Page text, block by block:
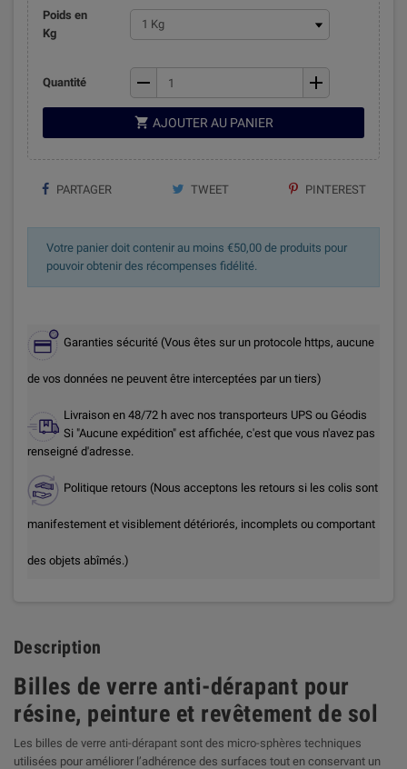
Poids en
Kg
Quantité remove add
 AJOUTER AU PANIER
PARTAGER TWEET PINTEREST
Votre panier doit contenir au moins €50,00 de produits pour
pouvoir obtenir des récompenses fidélité.
Garanties sécurité (Vous êtes sur un protocole https, aucune
de vos données ne peuvent être interceptées par un tiers)
Livraison en 48/72 h avec nos transporteurs UPS ou Géodis
Si "Aucune expédition" est affichée, c'est que vous n'avez pas
renseigné d'adresse.
Politique retours (Nous acceptons les retours si les colis sont
manifestement et visiblement détériorés, incomplets ou comportant
des objets abîmés.)
Description
Billes de verre anti-dérapant pour
résine, peinture et revêtement de sol
Les billes de verre anti-dérapant sont des micro-sphères techniques
utilisées pour améliorer l’adhérence des surfaces tout en conservant un